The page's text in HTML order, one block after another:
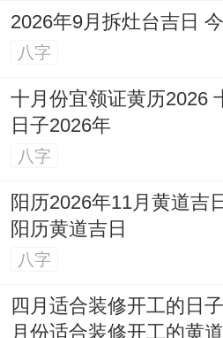
2026年9月拆灶台吉日
八字
十月份宜领证黄历2026
日子2026年
八字
阳历2026年11月黄道吉
阳历黄道吉日
八字
四月适合装修开工的日
月份适合装修开工的黄